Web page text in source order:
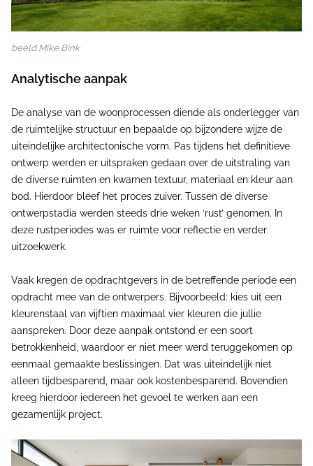
beeld Mike Bink
Analytische aanpak
De analyse van de woonprocessen diende als onderlegger van
de ruimtelijke structuur en bepaalde op bijzondere wijze de
uiteindelijke architectonische vorm. Pas tijdens het definitieve
ontwerp werden er uitspraken gedaan over de uitstraling van
de diverse ruimten en kwamen textuur, materiaal en kleur aan
bod. Hierdoor bleef het proces zuiver. Tussen de diverse
ontwerpstadia werden steeds drie weken ‘rust’ genomen. In
deze rustperiodes was er ruimte voor reflectie en verder
uitzoekwerk.
Vaak kregen de opdrachtgevers in de betreffende periode een
opdracht mee van de ontwerpers. Bijvoorbeeld: kies uit een
kleurenstaal van vijftien maximaal vier kleuren die jullie
aanspreken. Door deze aanpak ontstond er een soort
betrokkenheid, waardoor er niet meer werd teruggekomen op
eenmaal gemaakte beslissingen. Dat was uiteindelijk niet
alleen tijdbesparend, maar ook kostenbesparend. Bovendien
kreeg hierdoor iedereen het gevoel te werken aan een
gezamenlijk project.